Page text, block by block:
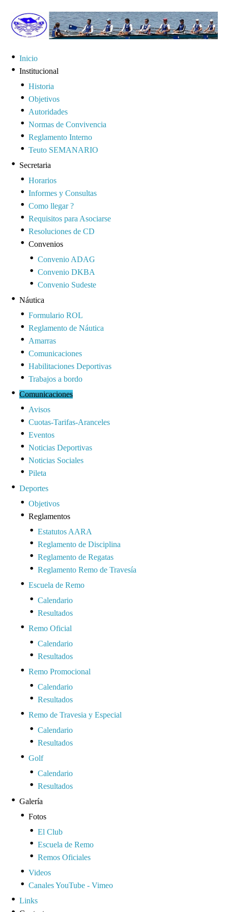
Inicio
Institucional
Historia
Objetivos
Autoridades
Normas de Convivencia
Reglamento Interno
Teuto SEMANARIO
Secretaria
Horarios
Informes y Consultas
Como llegar ?
Requisitos para Asociarse
Resoluciones de CD
Convenios
Convenio ADAG
Convenio DKBA
Convenio Sudeste
Náutica
Formulario ROL
Reglamento de Náutica
Amarras
Comunicaciones
Habilitaciones Deportivas
Trabajos a bordo
Comunicaciones
Avisos
Cuotas-Tarifas-Aranceles
Eventos
Noticias Deportivas
Noticias Sociales
Pileta
Deportes
Objetivos
Reglamentos
Estatutos AARA
Reglamento de Disciplina
Reglamento de Regatas
Reglamento Remo de Travesía
Escuela de Remo
Calendario
Resultados
Remo Oficial
Calendario
Resultados
Remo Promocional
Calendario
Resultados
Remo de Travesia y Especial
Calendario
Resultados
Golf
Calendario
Resultados
Galería
Fotos
El Club
Escuela de Remo
Remos Oficiales
Videos
Canales YouTube - Vimeo
Links